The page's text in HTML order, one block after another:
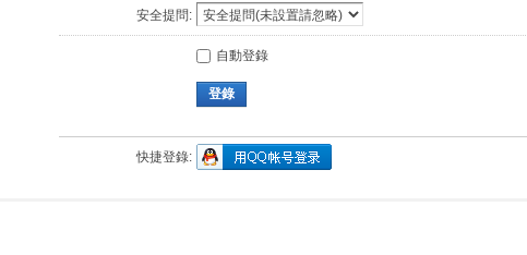
安全提問:
自動登錄
登錄
快捷登錄: